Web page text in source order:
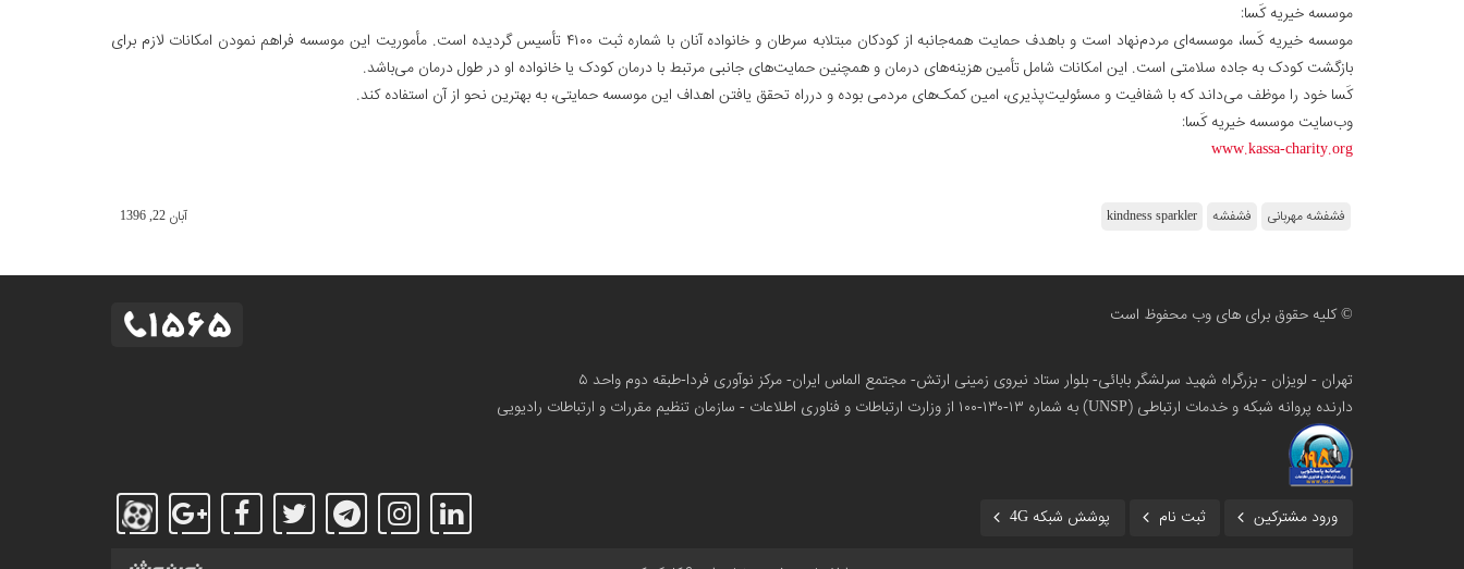
موسسه خیریه کَسا:
موسسه خیریه کَسا، موسسه‌ای مردم‌نهاد است و باهدف حمایت همه‌جانبه از کودکان مبتلابه سرطان و خانواده آنان با شماره ثبت ۴۱۰۰ تأسیس گردیده است. مأموریت این موسسه فراهم نمودن امکانات لازم برای
بازگشت کودک به جاده سلامتی است. این امکانات شامل تأمین هزینه‌های درمان و همچنین حمایت‌های جانبی مرتبط با درمان کودک یا خانواده او در طول درمان می‌باشد.
کَسا خود را موظف می‌داند که با شفافیت و مسئولیت‌پذیری، امین کمک‌های مردمی بوده و درراه تحقق یافتن اهداف این موسسه حمایتی، به بهترین نحو از آن استفاده کند.
وب‌سایت موسسه خیریه کَسا:
www.kassa-charity.org
فشفشه مهربانی فشفشه kindness sparkler آبان 22, 1396
© کلیه حقوق برای های وب محفوظ است
تهران - لویزان - بزرگراه شهید سرلشگر بابائی- بلوار ستاد نیروی زمینی ارتش- مجتمع الماس ایران- مرکز نوآوری فردا-طبقه دوم واحد ۵
دارنده پروانه شبکه و خدمات ارتباطی (UNSP) به شماره ۱۳-۱۳۰-۱۰۰
از وزارت ارتباطات و فناوری اطلاعات - سازمان تنظیم مقررات و ارتباطات رادیویی
ورود مشترکین ثبت نام پوشش شبکه 4G